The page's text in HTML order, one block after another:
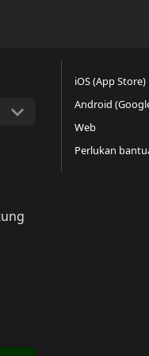
iOS (App Store)
Android
Web
Perlukan